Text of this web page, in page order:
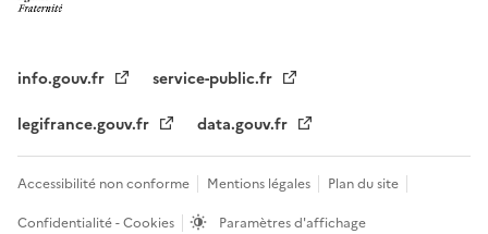
info.gouv.fr
service-public.fr
legifrance.gouv.fr
data.gouv.fr
Accessibilité non conforme Mentions légales
Plan du site
Confidentialité - Cookies
Paramètres d'affichage